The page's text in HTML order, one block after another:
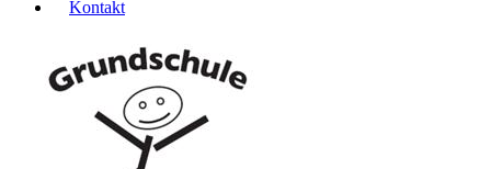
Kontakt